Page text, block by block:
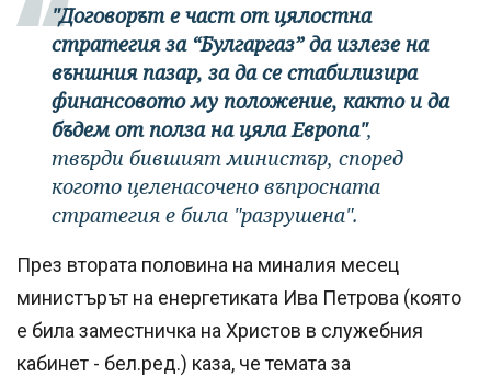
"Договорът е част от цялостна
стратегия за “Булгаргаз” да излезе на
външния пазар, за да се стабилизира
финансовото му положение, както и да
бъдем от полза на цяла Европа",
твърди бившият министър, според
когото целенасочено въпросната
стратегия е била "разрушена".
През втората половина на миналия месец
министърът на енергетиката Ива Петрова (която
е била заместничка на Христов в служебния
кабинет - бел.ред.) каза, че темата за